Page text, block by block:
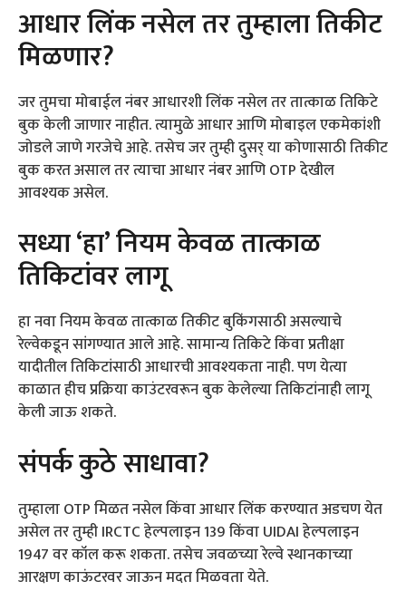
आधार लिंक नसेल तर तुम्हाला तिकीट
मिळणार?
जर तुमचा मोबाईल नंबर आधारशी लिंक नसेल तर तात्काळ तिकिटे
बुक केली जाणार नाहीत. त्यामुळे आधार आणि मोबाइल एकमेकांशी
जोडले जाणे गरजेचे आहे. तसेच जर तुम्ही दुसर् या कोणासाठी तिकीट
बुक करत असाल तर त्याचा आधार नंबर आणि OTP देखील
आवश्यक असेल.
सध्या ‘हा’ नियम केवळ तात्काळ
तिकिटांवर लागू
हा नवा नियम केवळ तात्काळ तिकीट बुकिंगसाठी असल्याचे
रेल्वेकडून सांगण्यात आले आहे. सामान्य तिकिटे किंवा प्रतीक्षा
यादीतील तिकिटांसाठी आधारची आवश्यकता नाही. पण येत्या
काळात हीच प्रक्रिया काउंटरवरून बुक केलेल्या तिकिटांनाही लागू
केली जाऊ शकते.
संपर्क कुठे साधावा?
तुम्हाला OTP मिळत नसेल किंवा आधार लिंक करण्यात अडचण येत
असेल तर तुम्ही IRCTC हेल्पलाइन 139 किंवा UIDAI हेल्पलाइन
1947 वर कॉल करू शकता. तसेच जवळच्या रेल्वे स्थानकाच्या
आरक्षण काऊंटरवर जाऊन मदत मिळवता येते.